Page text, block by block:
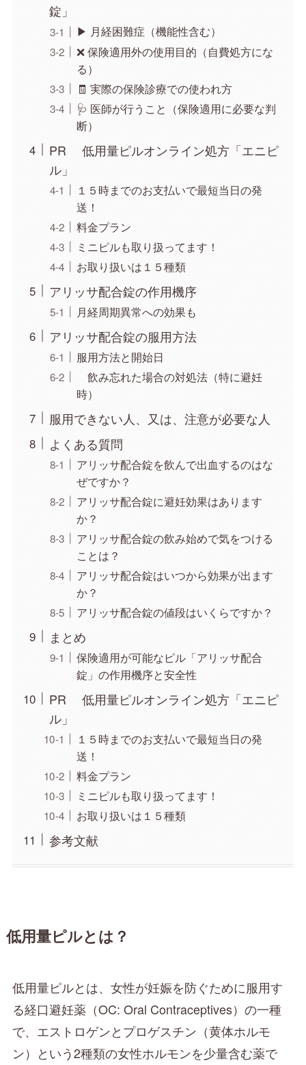
錠」
▶ 月経困難症（機能性含む）
❌ 保険適用外の使用目的（自費処方にな
る）
🧾 実際の保険診療での使われ方
🩺 医師が行うこと（保険適用に必要な判
断）
PR 低用量ピルオンライン処方「エニピ
ル」
１５時までのお支払いで最短当日の発
送！
料金プラン
ミニピルも取り扱ってます！
お取り扱いは１５種類
アリッサ配合錠の作用機序
月経周期異常への効果も
アリッサ配合錠の服用方法
服用方法と開始日
飲み忘れた場合の対処法（特に避妊
時）
服用できない人、又は、注意が必要な人
よくある質問
アリッサ配合錠を飲んで出血するのはな
ぜですか？
アリッサ配合錠に避妊効果はあります
か？
アリッサ配合錠の飲み始めで気をつける
ことは？
アリッサ配合錠はいつから効果が出ます
か？
アリッサ配合錠の値段はいくらですか？
まとめ
保険適用が可能なピル「アリッサ配合
錠」の作用機序と安全性
PR 低用量ピルオンライン処方「エニピ
ル」
１５時までのお支払いで最短当日の発
送！
料金プラン
ミニピルも取り扱ってます！
お取り扱いは１５種類
参考文献
低用量ピルとは？
低用量ピルとは、女性が妊娠を防ぐために服用す
る経口避妊薬（OC: Oral Contraceptives）の一種
で、エストロゲンとプロゲスチン（黄体ホルモ
ン）という2種類の女性ホルモンを少量含む薬で